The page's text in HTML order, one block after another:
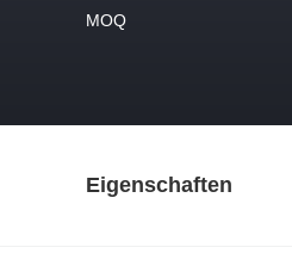
MOQ
Eigenschaften